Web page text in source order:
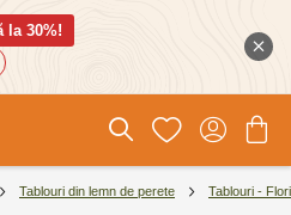
la 30%!
Tablouri din lemn de perete Tablouri - Flori